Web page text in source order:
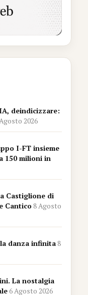
deindicizzare:
2026
I-FT insieme
150 milioni in
Castiglione di
Cantico8 Agosto
danza infinita8
La nostalgia
6 Agosto 2026